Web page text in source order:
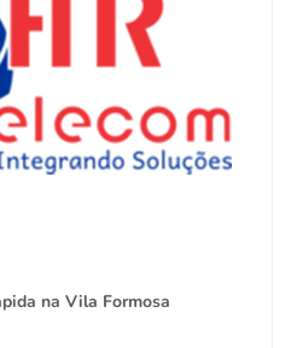
na Vila Formosa